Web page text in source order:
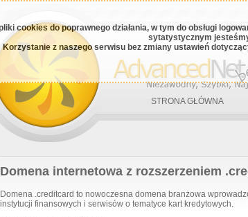
cookies do poprawnego działania, w tym do obsługi
sytatystycznym
Korzystanie z naszego serwisu bez zmiany ustawień
STRONA GŁÓWNA
Domena internetowa z rozszerzeniem
Domena .creditcard to nowoczesna domena branżowa
instytucji finansowych i serwisów o tematyce kart kredytowych.